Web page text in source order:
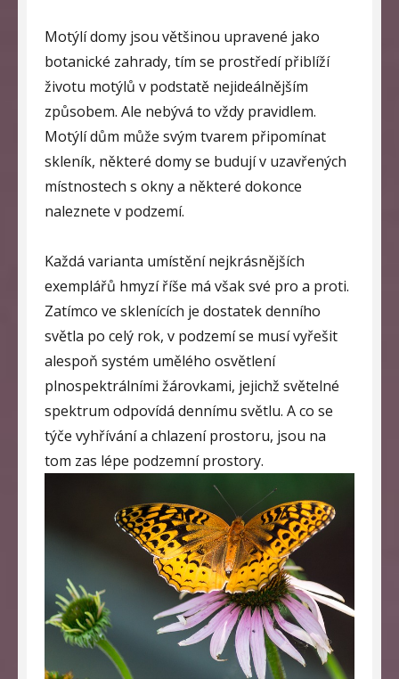
Motýlí domy jsou většinou upravené jako
botanické zahrady, tím se prostředí přiblíží
životu motýlů v podstatě nejideálnějším
způsobem. Ale nebývá to vždy pravidlem.
Motýlí dům může svým tvarem připomínat
skleník, některé domy se budují v uzavřených
místnostech s okny a některé dokonce
naleznete v podzemí.
Každá varianta umístění nejkrásnějších
exemplářů hmyzí říše má však své pro a proti.
Zatímco ve sklenících je dostatek denního
světla po celý rok, v podzemí se musí vyřešit
alespoň systém umělého osvětlení
plnospektrálními žárovkami, jejichž světelné
spektrum odpovídá dennímu světlu. A co se
týče vyhřívání a chlazení prostoru, jsou na
tom zas lépe podzemní prostory.